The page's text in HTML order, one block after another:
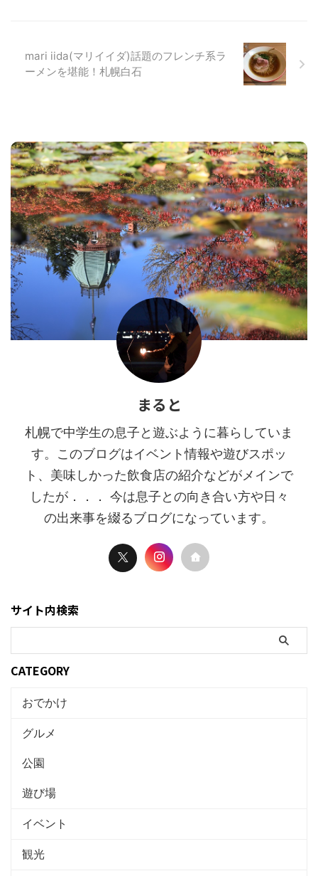
mari iida(マリイイダ)話題のフレンチ系ラ
ーメンを堪能！札幌白石
まると
札幌で中学生の息子と遊ぶように暮らしていま
す。このブログはイベント情報や遊びスポッ
ト、美味しかった飲食店の紹介などがメインで
したが．．． 今は息子との向き合い方や日々
の出来事を綴るブログになっています。
サイト内検索
CATEGORY
おでかけ
グルメ
公園
遊び場
イベント
観光